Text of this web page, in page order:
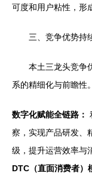
可度和用户粘性，形
三、竞争优势持
本土三龙头竞争
系的精细化与前瞻性
数字化赋能全链路：
察，实现产品研发、
级，提升运营效率与
DTC（直面消费者）